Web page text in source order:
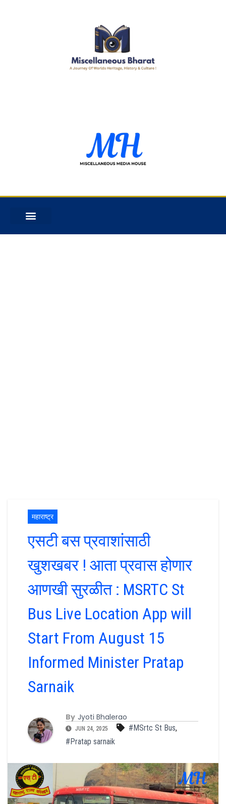
महाराष्ट्र
एसटी बस प्रवाशांसाठी
खुशखबर ! आता प्रवास होणार
आणखी सुरळीत : MSRTC St
Bus Live Location App will
Start From August 15
Informed Minister Pratap
Sarnaik
By Jyoti Bhalerao
JUN 24, 2025 #MSrtc St Bus,
#Pratap sarnaik